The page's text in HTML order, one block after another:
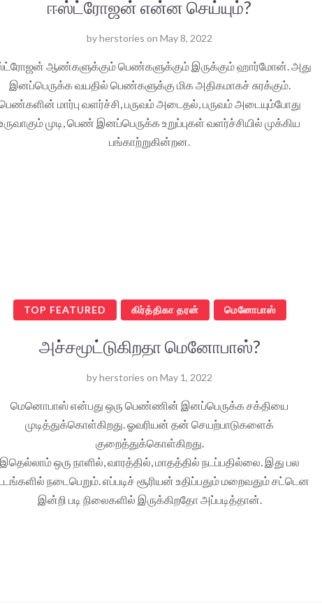
ஈஸ்ட்ரோஜன் என்ன செய்யும்?
byherstories on May 8, 2022
ஆண்களுக்கும் பெண்களுக்கும் இருக்கும் ஹார்மோன். அது
இனப்பெருக்க வயதில் பெண்களுக்கு மிக அதிகமாகச் சுரக்கும்.
மார்பு வளர்ச்சி, பருவம் அடைதல், பருவம் அடையும்போது
முடி, பெண் இனப்பெருக்க உறுப்புகள் வளர்ச்சியில் முக்கிய
பங்காற்றுகின்றன.
TOP FEATURED கிர்த்திகா தரன் மெனோபாஸ்
அச்சமூட்டுகிறதா மெனோபாஸ்?
byherstories on May 1, 2022
மெனொபாஸ் என்பது ஒரு பெண்ணின் இனப்பெருக்க சக்தியை
முடித்துக்கொள்கிறது. ஓவரியன் தன் செயற்பாடுகளைக்
குறைத்துக்கொள்கிறது.
இதெல்லாம் ஒரு நாளில், வாரத்தில், மாதத்தில் நடப்பதில்லை. இது பல
நடைபெறும். எப்படிச் சூரியன் உதிப்பதும் மறைவதும் சட்டென
இன்றி படி நிலைகளில் இருக்கிறதோ அப்படித்தான்.